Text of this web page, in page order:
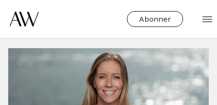
Abonner
Tag: